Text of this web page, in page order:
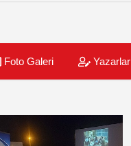
Foto Galeri Yazarlar